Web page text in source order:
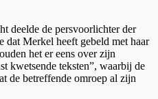
deelde de persvoorlichter der
dat Merkel heeft gebeld met haar
het er eens over zijn
kwetsende teksten”, waarbij de
de betreffende omroep al zijn